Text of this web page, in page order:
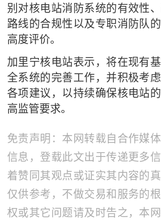
别对核电站消防系统的有效性
路线的合规性以及专职消防队
高度评价。
加里宁核电站表示，将在现有
全系统的完善工作，并积极考
各项建议，以持续确保核电站
高监管要求。
免责声明：本网转载自合作媒
信息，登载此文出于传递更多
着赞同其观点或证实其内容的
仅供参考，不做交易和服务的
权或其它问题请及时告之，本